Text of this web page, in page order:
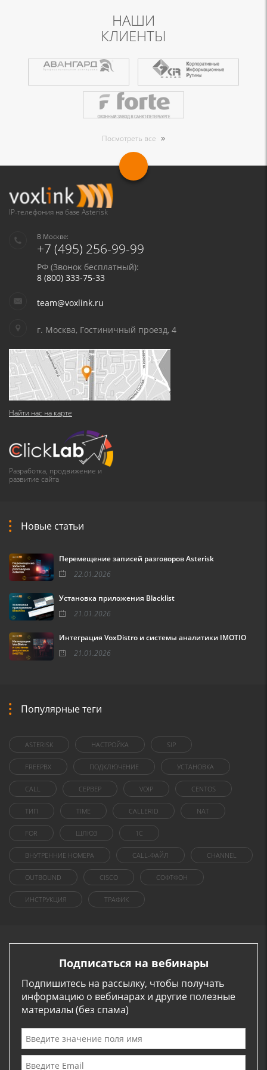
НАШИ
КЛИЕНТЫ
Посмотреть все
IP-телефония на базе Asterisk
В Москве:
+7 (495) 256-99-99
РФ (Звонок бесплатный):
8 (800) 333-75-33
team@voxlink.ru
г. Москва, Гостиничный проезд, 4
Найти нас на карте
Разработка, продвижение и
развитие сайта
Новые статьи
Перемещение записей разговоров Asterisk
22.01.2026
Установка приложения Blacklist
21.01.2026
Интеграция VoxDistro и системы аналитики IMOTIO
21.01.2026
Популярные теги
ASTERISK НАСТРОЙКА SIP
FREEPBX ПОДКЛЮЧЕНИЕ УСТАНОВКА
CALL СЕРВЕР VOIP CENTOS
ТИП TIME CALLERID NAT
FOR ШЛЮЗ 1C
ВНУТРЕННИЕ НОМЕРА CALL-ФАЙЛ CHANNEL
OUTBOUND CISCO СОФТФОН
ИНСТРУКЦИЯ ТРАФИК
Подписаться на вебинары
Подпишитесь на рассылку, чтобы получать
информацию о вебинарах и другие полезные
материалы (без спама)